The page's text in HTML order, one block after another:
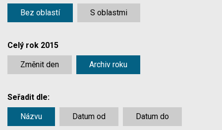
Bez oblastí S oblastmi
Celý rok 2015
Změnit den Archiv roku
Seřadit dle:
Názvu Datum od Datum do